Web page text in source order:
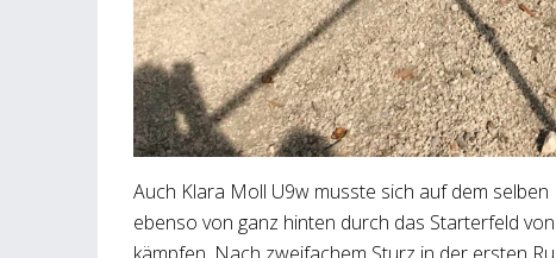
Auch Klara Moll U9w musste sich auf dem selben
ebenso von ganz hinten durch das Starterfeld